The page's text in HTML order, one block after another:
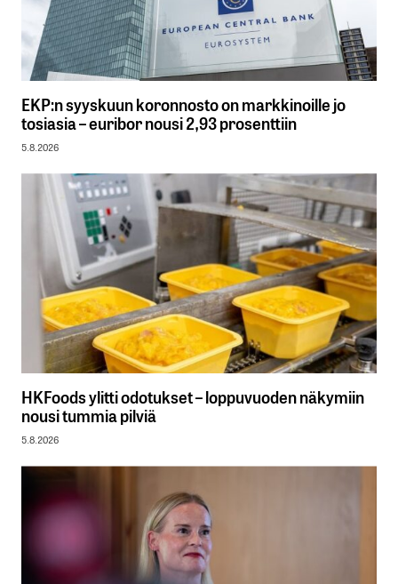
EKP:n syyskuun koronnosto on markkinoille jo
tosiasia – euribor nousi 2,93 prosenttiin
5.8.2026
HKFoods ylitti odotukset – loppuvuoden näkymiin
nousi tummia pilviä
5.8.2026